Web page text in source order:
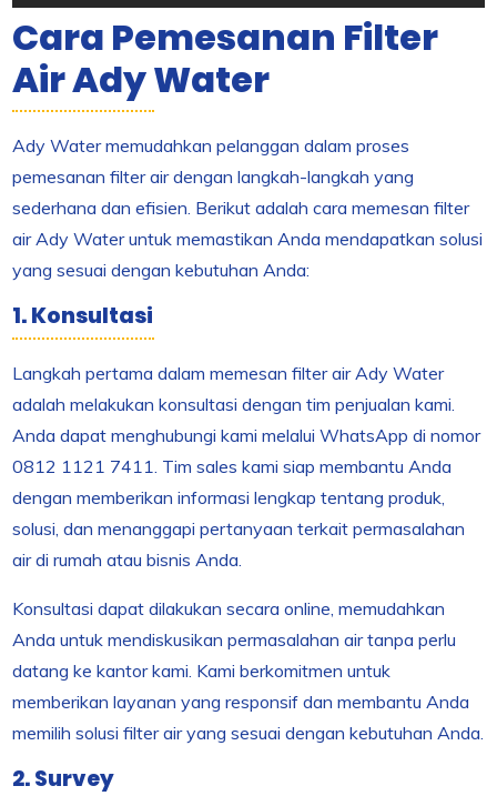
Cara Pemesanan Filter
Air Ady Water
Ady Water memudahkan pelanggan dalam proses
pemesanan filter air dengan langkah-langkah yang
sederhana dan efisien. Berikut adalah cara memesan filter
air Ady Water untuk memastikan Anda mendapatkan solusi
yang sesuai dengan kebutuhan Anda:
1. Konsultasi
Langkah pertama dalam memesan filter air Ady Water
adalah melakukan konsultasi dengan tim penjualan kami.
Anda dapat menghubungi kami melalui WhatsApp di nomor
0812 1121 7411. Tim sales kami siap membantu Anda
dengan memberikan informasi lengkap tentang produk,
solusi, dan menanggapi pertanyaan terkait permasalahan
air di rumah atau bisnis Anda.
Konsultasi dapat dilakukan secara online, memudahkan
Anda untuk mendiskusikan permasalahan air tanpa perlu
datang ke kantor kami. Kami berkomitmen untuk
memberikan layanan yang responsif dan membantu Anda
memilih solusi filter air yang sesuai dengan kebutuhan Anda.
2. Survey